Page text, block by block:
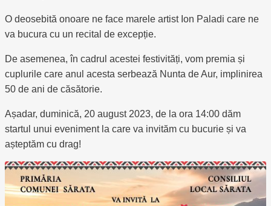
O deosebită onoare ne face marele artist Ion Paladi care ne
va bucura cu un recital de excepție.
De asemenea, în cadrul acestei festivități, vom premia și
cuplurile care anul acesta serbează Nunta de Aur, implinirea
50 de ani de căsătorie.
Așadar, duminică, 20 august 2023, de la ora 14:00 dăm
startul unui eveniment la care va invităm cu bucurie și va
așteptăm cu drag!